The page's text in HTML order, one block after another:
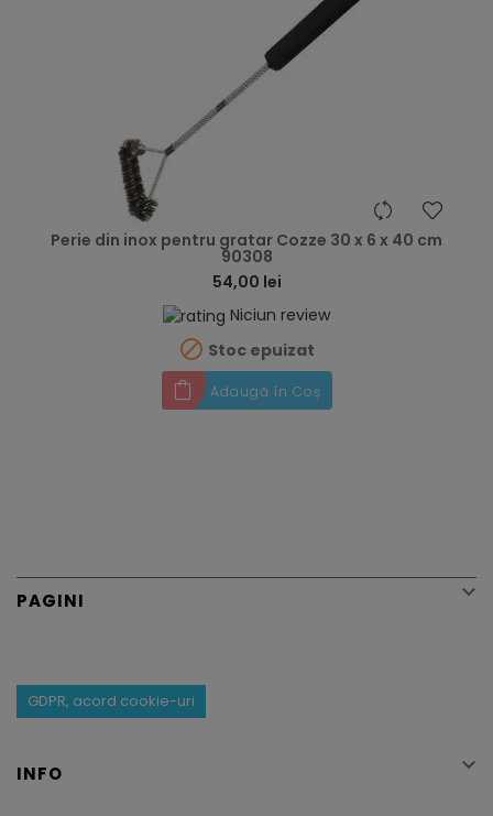
Perie din inox pentru gratar Cozze 30 x 6 x 40 cm
90308
54,00 lei
Niciun review
 Stoc epuizat
Adaugă în Coș
PAGINI 
GDPR, acord cookie-uri
INFO 